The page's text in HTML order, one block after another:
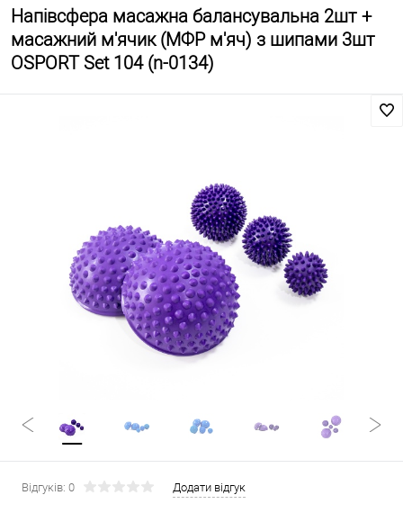
Напівсфера масажна балансувальна 2шт +
масажний м'ячик (МФР м'яч) з шипами 3шт
OSPORT Set 104 (n-0134)
Відгуків: 0 Додати відгук